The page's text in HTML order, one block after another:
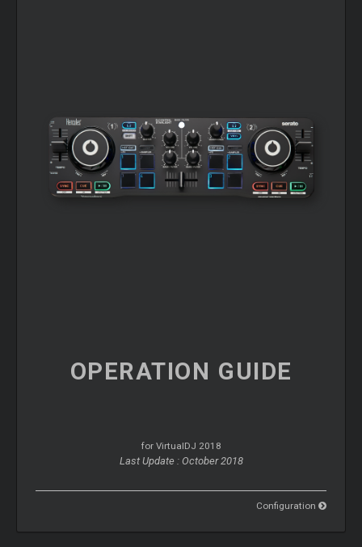
OPERATION GUIDE
for VirtualDJ 2018
Last Update : October 2018
Configuration